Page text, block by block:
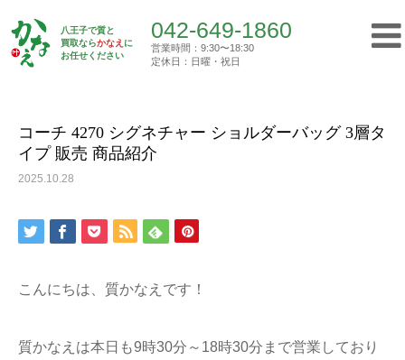
八王子で質と
買取ならかなえ に
お任せください
042-649-1860
営業時間：9:30〜18:30
定休日：日曜・祝日
Top 買取実績 コーチ 4270 シグネチャー ショルダ…
コーチ 4270 シグネチャー ショルダーバッグ 3層タ
イプ 販売 商品紹介
2025.10.28
こんにちは、質かなえです！
質かなえは本日も9時30分～18時30分まで営業しており
トップ